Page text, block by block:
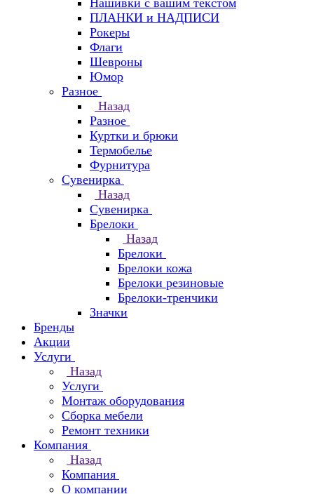
Нашивки с вашим текстом
ПЛАНКИ и НАДПИСИ
Рокеры
Флаги
Шевроны
Юмор
Разное
Назад
Разное
Куртки и брюки
Термобелье
Фурнитура
Сувенирка
Назад
Сувенирка
Брелоки
Назад
Брелоки
Брелоки кожа
Брелоки резиновые
Брелоки-тренчики
Значки
Бренды
Акции
Услуги
Назад
Услуги
Монтаж оборудования
Сборка мебели
Ремонт техники
Компания
Назад
Компания
О компании